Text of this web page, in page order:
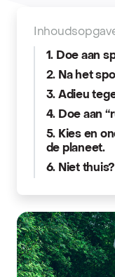
1. Doe aan
2. Na het
3. Adieu
4. Doe aan
5. Kies en
de planeet.
6. Niet